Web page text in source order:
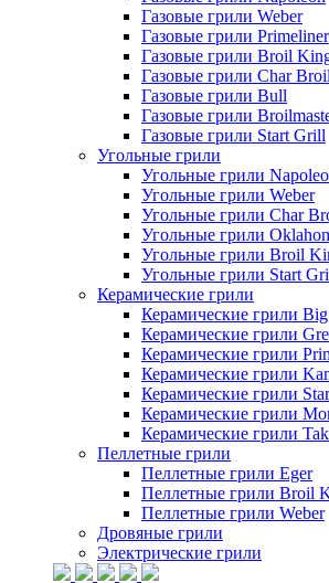
Газовые грили Weber
Газовые грили Primeliner
Газовые грили Broil
Газовые грили Char Broil
Газовые грили Bull
Газовые грили
Газовые грили Start Grill
Угольные грили
Угольные грили
Угольные грили Weber
Угольные грили Char
Угольные грили
Угольные грили Broil
Угольные грили Start
Керамические грили
Керамические грили
Керамические грили
Керамические грили
Керамические грили
Керамические грили
Керамические грили
Керамические грили
Пеллетные грили
Пеллетные грили Eger
Пеллетные грили Broil
Пеллетные грили Weber
Дровяные грили
Электрические грили